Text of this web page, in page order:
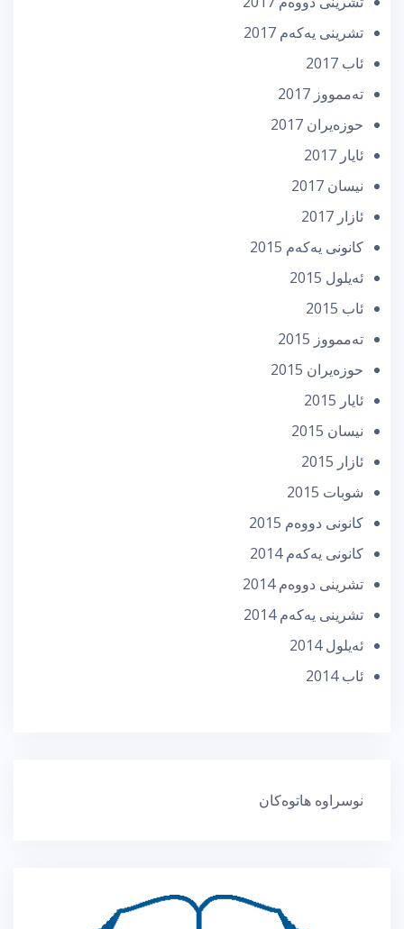
تشرینی یه‌كه‌م 2017
ئاب 2017
تەممووز 2017
حوزه‌یران 2017
ئایار 2017
نیسان 2017
ئازار 2017
كانونی یه‌كه‌م 2015
ئه‌یلول 2015
ئاب 2015
تەممووز 2015
حوزه‌یران 2015
ئایار 2015
نیسان 2015
ئازار 2015
شوبات 2015
كانونی دووه‌م 2015
كانونی یه‌كه‌م 2014
تشرینی دووه‌م 2014
تشرینی یه‌كه‌م 2014
ئه‌یلول 2014
ئاب 2014
نوسراوە هاتوەکان